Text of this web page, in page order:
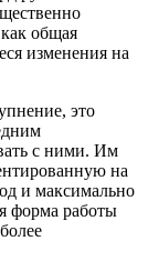
общая
изменения на
это
с ними. Им
на
и максимально
форма работы